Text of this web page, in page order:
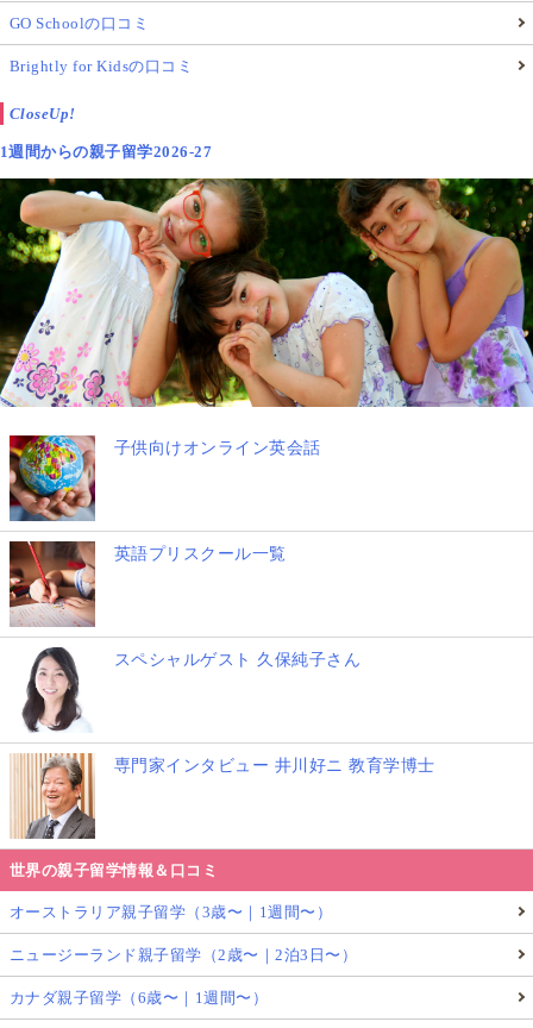
GO Schoolの口コミ
Brightly for Kidsの口コミ
CloseUp!
1週間からの親子留学2026-27
子供向けオンライン英会話
英語プリスクール一覧
スペシャルゲスト 久保純子さん
専門家インタビュー 井川好ニ 教育学博士
世界の親子留学情報＆口コミ
オーストラリア親子留学（3歳〜｜1週間〜）
ニュージーランド親子留学（2歳〜｜2泊3日〜）
カナダ親子留学（6歳〜｜1週間〜）